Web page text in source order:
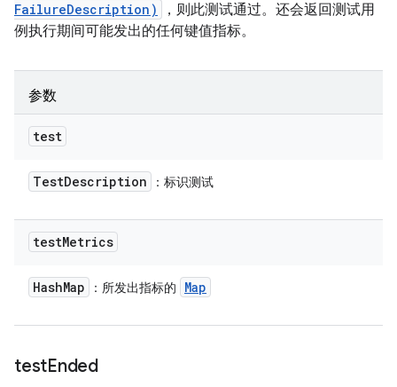
FailureDescription)
，则此测试通过。还会返回测试用
例执行期间可能发出的任何键值指标。
参数
test
TestDescription ：标识测试
testMetrics
HashMap ：所发出指标的 Map
testEnded